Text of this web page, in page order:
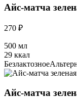
Айс-матча
270 ₽
500 мл
29 ккал
Безлактозное
Айс-матча